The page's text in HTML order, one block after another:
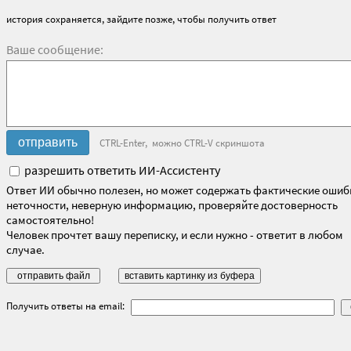
история сохраняется, зайдите позже, чтобы получить ответ
Ваше сообщение:
CTRL-Enter, можно CTRL-V скриншота
разрешить ответить ИИ-Ассистенту
Ответ ИИ обычно полезен, но может содержать фактические
неточности, неверную информацию, проверяйте достоверность
самостоятельно!
Человек прочтет вашу переписку, и если нужно - ответит в любом
случае.
Получить ответы на email: